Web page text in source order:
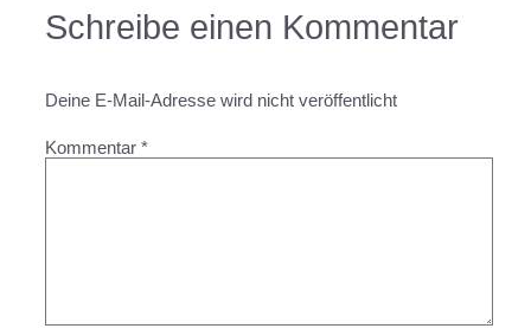
Schreibe einen Kommentar
Deine E-Mail-Adresse wird nicht veröffentlicht
Kommentar *